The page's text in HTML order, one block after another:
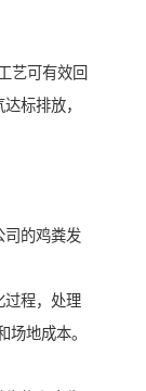
艺可有效回
标排放，
司的鸡粪发
过程，处理
地成本。